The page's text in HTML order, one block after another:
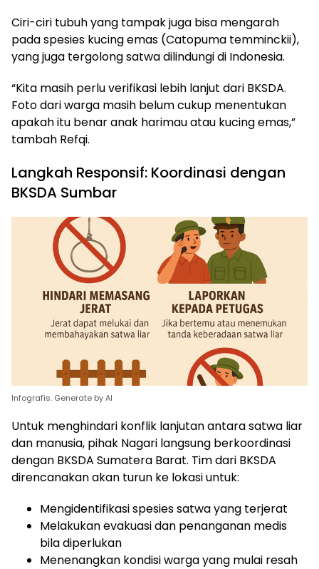
Ciri-ciri tubuh yang tampak juga bisa mengarah
pada spesies kucing emas (Catopuma temminckii),
yang juga tergolong satwa dilindungi di Indonesia.
“Kita masih perlu verifikasi lebih lanjut dari BKSDA.
Foto dari warga masih belum cukup menentukan
apakah itu benar anak harimau atau kucing emas,”
tambah Refqi.
Langkah Responsif: Koordinasi dengan
BKSDA Sumbar
Infografis. Generate by AI
Untuk menghindari konflik lanjutan antara satwa liar
dan manusia, pihak Nagari langsung berkoordinasi
dengan BKSDA Sumatera Barat. Tim dari BKSDA
direncanakan akan turun ke lokasi untuk:
Mengidentifikasi spesies satwa yang terjerat
Melakukan evakuasi dan penanganan medis
bila diperlukan
Menenangkan kondisi warga yang mulai resah